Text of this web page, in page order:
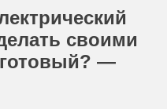
своими
—